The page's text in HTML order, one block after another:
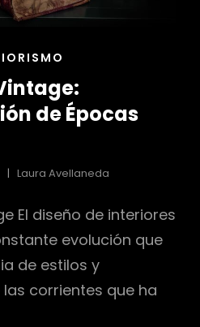
de Épocas
Laura Avellaneda
El diseño de interiores
evolución que
de estilos y
corrientes que ha